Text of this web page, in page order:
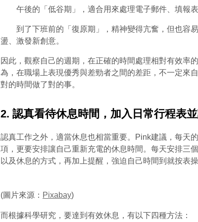
午後的「低谷期」，適合用來處理電子郵件、填報表
到了下班前的「復原期」，精神變得亢奮，但也容易
盪、激發新創意。
因此，觀察自己的週期，在正確的時間處理相對有效率
為，在職場上表現優秀與差勁者之間的差距，不一定來
對的時間做了對的事。
2. 認真看待休息時間，加入日常行程表
認真工作之外，適當休息也相當重要。Pink建議，每天
項，更要安排讓自己重新充電的休息時間。每天安排三
以及休息的方式，再加上提醒，強迫自己時間到就按表操
(圖片來源： Pixabay)
而根據科學研究，要達到有效休息，有以下四種方法：